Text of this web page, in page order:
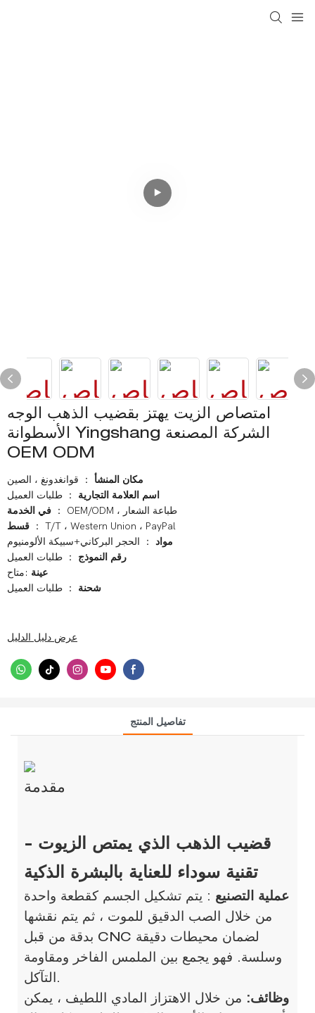
امتصاص الزيت يهتز بقضيب الذهب الوجه
الأسطوانة Yingshang الشركة المصنعة
OEM ODM
مكان المنشأ
： قوانغدونغ ، الصين
اسم العلامة التجارية
： طلبات العميل
： OEM/ODM ، طباعة الشعار
： T/T ، Western Union ، PayPal
مواد
رقم النموذج
： طلبات العميل
عينة :متاح
شحنة
： طلبات العميل
عرض دليل الدليل
تفاصيل المنتج
مقدمة
قضيب الذهب الذي يمتص الزيوت -
تقنية سوداء للعناية بالبشرة الذكية
عملية التصنيع : يتم تشكيل الجسم كقطعة واحدة
من خلال الصب الدقيق للموت ، ثم يتم نقشها
بدقة من قبل CNC لضمان محيطات دقيقة
وسلسة. فهو يجمع بين الملمس الفاخر ومقاومة
التآكل.
وظائف: من خلال الاهتزاز المادي اللطيف ، يمكن